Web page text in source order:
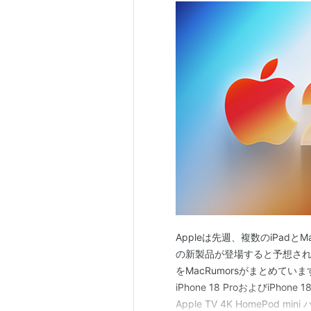
Appleは先週、複数のiPadと
の新製品が登場すると予想さ
をMacRumorsがまとめてい
iPhone 18 ProおよびiPhone
Apple TV 4K HomePod mini